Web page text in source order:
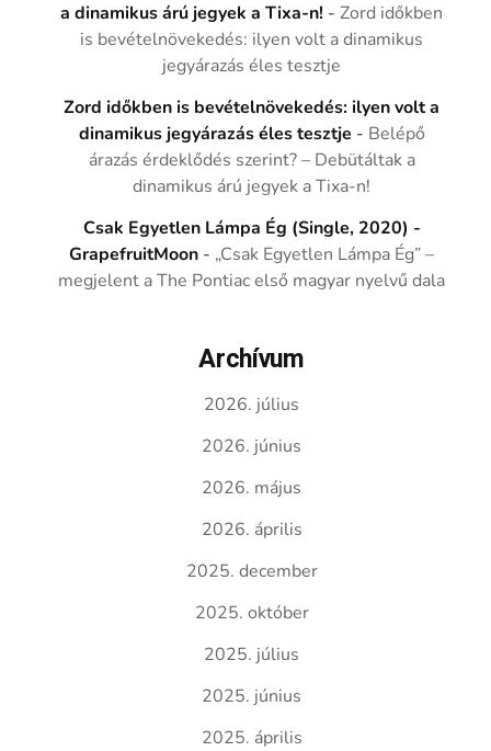
a dinamikus árú jegyek a Tixa-n! -Zord időkben
is bevételnövekedés: ilyen volt a dinamikus
jegyárazás éles tesztje
Zord időkben is bevételnövekedés: ilyen volt a
dinamikus jegyárazás éles tesztje - Belépő
árazás érdeklődés szerint? – Debütáltak a
dinamikus árú jegyek a Tixa-n!
Csak Egyetlen Lámpa Ég (Single, 2020) -
GrapefruitMoon - „Csak Egyetlen Lámpa Ég” –
megjelent a The Pontiac első magyar nyelvű dala
Archívum
2026. július
2026. június
2026. május
2026. április
2025. december
2025. október
2025. július
2025. június
2025. április